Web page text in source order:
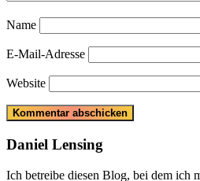
Name
E-Mail-Adresse
Website
Daniel Lensing
Ich betreibe diesen Blog, bei dem ich